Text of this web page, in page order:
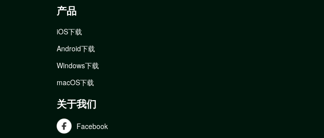
产品
iOS下载
Android下载
Windows下载
macOS下载
关于我们
Facebook